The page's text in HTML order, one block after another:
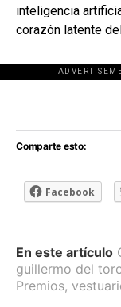
inteligencia
corazón latente
Comparte esto:
Facebook
En este artículo
guillermo del
Premios,